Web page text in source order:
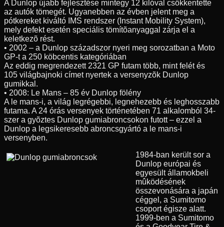
A Dunlop újabb fejlesztése mintegy 12 kilóval csökkentette
az autók tömegét. Ugyanebben az évben jelent meg a
pótkereket kiváltó IMS rendszer (Instant Mobility System),
mely defekt esetén speciális tömítõanyaggal zárja el a
keletkezõ rést.
• 2002 – a Dunlop századszor nyeri meg sorozatban a Moto
GP-t a 250 köbcentis kategóriában
Az eddig megrendezett 2321 GP futam több, mint felét és
105 világbajnoki címet nyertek a versenyzõk Dunlop
gumikkal.
• 2008: Le Mans – 85 év Dunlop fölény
A le mans-i, a világ legrégebbi, legnehezebb és leghosszabb
futama. A 24 órás versenyek történetében 71 alkalomból 34-
szer a gyõztes Dunlop gumiabroncsokon futott – ezzel a
Dunlop a legsikeresebb abroncsgyártó a le mans-i
versenyben.
1984-ban került sor a
Dunlop európai és
egyesült államokbeli
mûködésének
összevonására a japán
céggel, a Sumitomo
csoport égisze alatt.
1999-ben a Sumitomo